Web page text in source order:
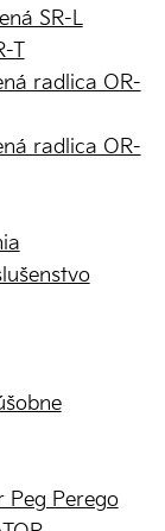
SR-L
T
radlica OR-
radlica OR-
Peg Perego